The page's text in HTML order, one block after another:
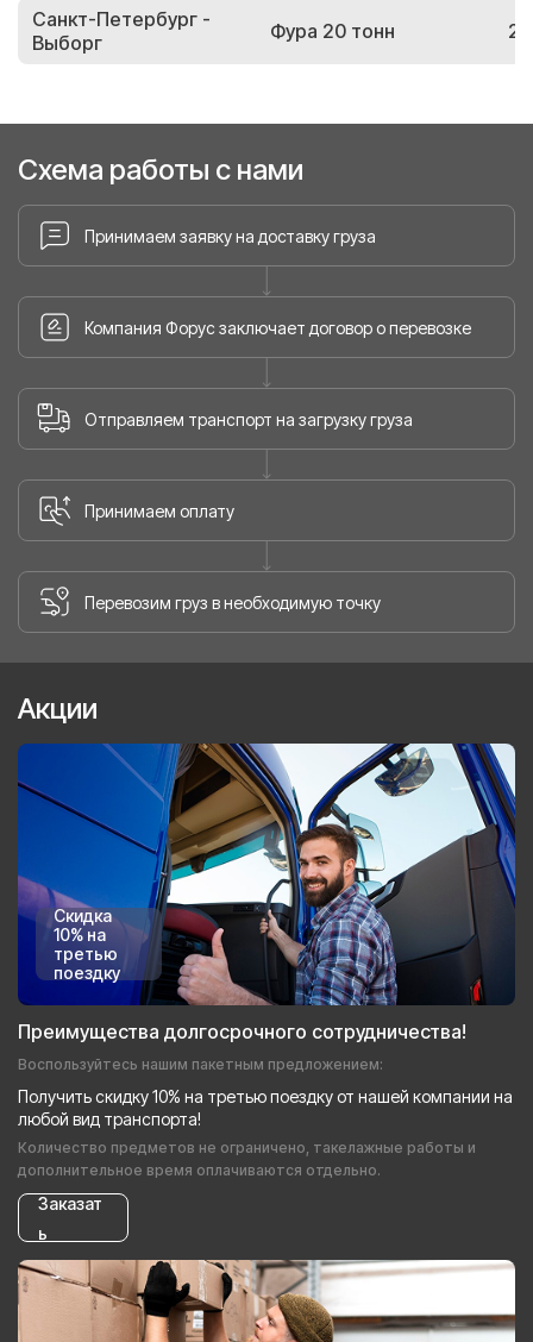
Санкт-Петербург -
Выборг
Фура 20 тонн
Схема работы с нами
Принимаем заявку на доставку груза
Компания Форус заключает договор о перевозке
Отправляем транспорт на загрузку груза
Принимаем оплату
Перевозим груз в необходимую точку
Акции
Скидка
10% на
третью
поездку
Преимущества долгосрочного сотрудничества!
Воспользуйтесь нашим пакетным предложением:
Получить скидку 10% на третью поездку от нашей компании на
любой вид транспорта!
Количество предметов не ограничено, такелажные работы и
дополнительное время оплачиваются отдельно.
Заказат
ь